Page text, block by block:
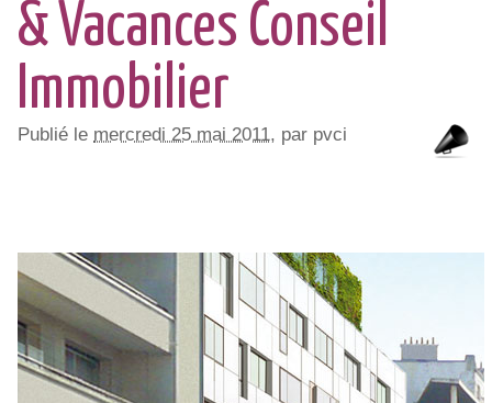
& Vacances Conseil
Immobilier
Publié le mercredi 25 mai 2011, par pvci